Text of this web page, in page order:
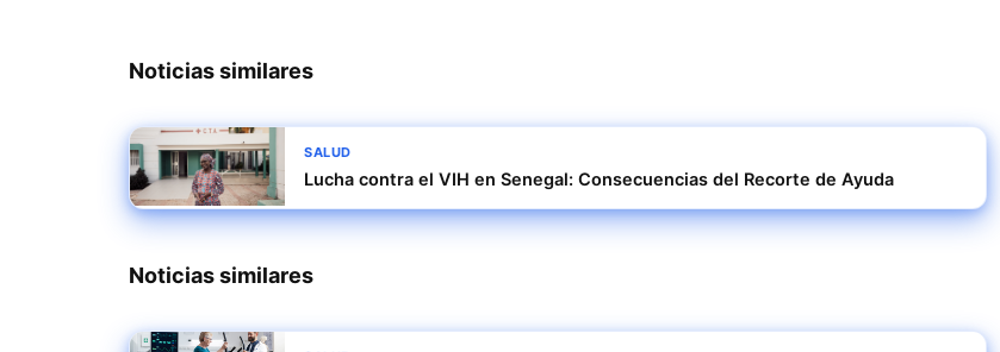
Noticias similares
SALUD
Lucha contra el VIH en Senegal: Consecuencias del Recorte de Ayuda
Noticias similares